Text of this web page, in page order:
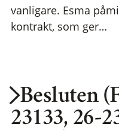
vanligare. Esma
kontrakt, som ger…
Besluten
23133, 26-